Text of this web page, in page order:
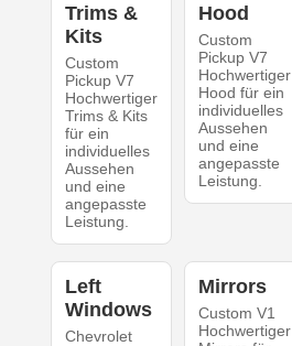
Trims &
Kits
Custom
Pickup V7
Hochwertiger
Trims & Kits
für ein
individuelles
Aussehen
und eine
angepasste
Leistung.
Hood
Custom
Pickup V7
Hochwertiger
Hood für ein
individuelles
Aussehen
und eine
angepasste
Leistung.
Left
Windows
Chevrolet
Mirrors
Custom V1
Hochwertiger